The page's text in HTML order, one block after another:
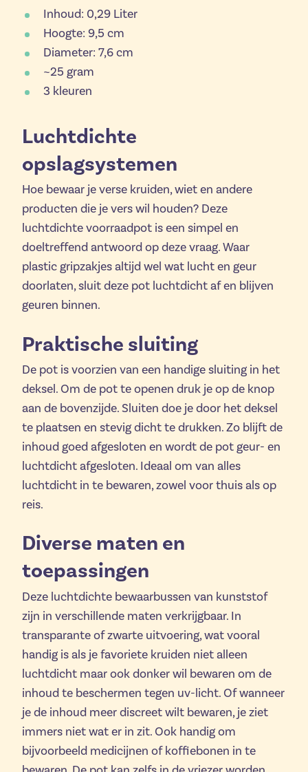
Inhoud: 0,29 Liter
Hoogte: 9,5 cm
Diameter: 7,6 cm
~25 gram
3 kleuren
Luchtdichte
opslagsystemen
Hoe bewaar je verse kruiden, wiet en andere
producten die je vers wil houden? Deze
luchtdichte voorraadpot is een simpel en
doeltreffend antwoord op deze vraag. Waar
plastic gripzakjes altijd wel wat lucht en geur
doorlaten, sluit deze pot luchtdicht af en blijven
geuren binnen.
Praktische sluiting
De pot is voorzien van een handige sluiting in het
deksel. Om de pot te openen druk je op de knop
aan de bovenzijde. Sluiten doe je door het deksel
te plaatsen en stevig dicht te drukken. Zo blijft de
inhoud goed afgesloten en wordt de pot geur- en
luchtdicht afgesloten. Ideaal om van alles
luchtdicht in te bewaren, zowel voor thuis als op
reis.
Diverse maten en
toepassingen
Deze luchtdichte bewaarbussen van kunststof
zijn in verschillende maten verkrijgbaar. In
transparante of zwarte uitvoering, wat vooral
handig is als je favoriete kruiden niet alleen
luchtdicht maar ook donker wil bewaren om de
inhoud te beschermen tegen uv-licht. Of wanneer
je de inhoud meer discreet wilt bewaren, je ziet
immers niet wat er in zit. Ook handig om
bijvoorbeeld medicijnen of koffiebonen in te